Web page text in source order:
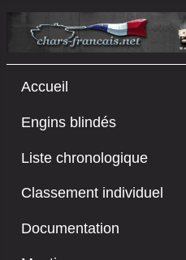
Accueil
Engins blindés
Liste chronologique
Classement individuel
Documentation